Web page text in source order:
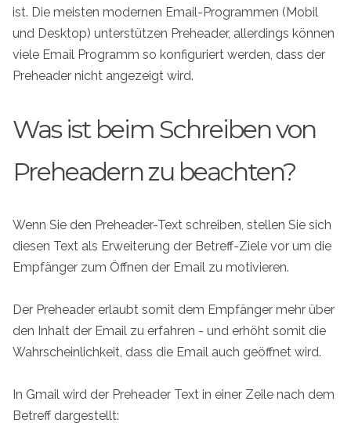
ist. Die meisten modernen Email-Programmen (Mobil
und Desktop) unterstützen Preheader, allerdings können
viele Email Programm so konfiguriert werden, dass der
Preheader nicht angezeigt wird.
Was ist beim Schreiben von
Preheadern zu beachten?
Wenn Sie den Preheader-Text schreiben, stellen Sie sich
diesen Text als Erweiterung der Betreff-Ziele vor um die
Empfänger zum Öffnen der Email zu motivieren.
Der Preheader erlaubt somit dem Empfänger mehr über
den Inhalt der Email zu erfahren - und erhöht somit die
Wahrscheinlichkeit, dass die Email auch geöffnet wird.
In Gmail wird der Preheader Text in einer Zeile nach dem
Betreff dargestellt: